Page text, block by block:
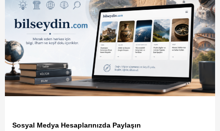
Sosyal Medya Hesaplarınızda Paylaşın